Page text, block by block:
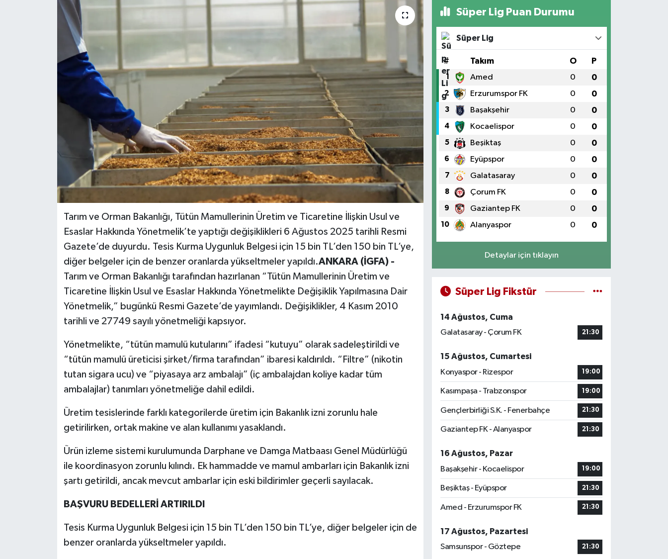
Tarım ve Orman Bakanlığı, Tütün Mamullerinin Üretim ve Ticaretine İlişkin Usul ve
Esaslar Hakkında Yönetmelik’te yaptığı değişiklikleri 6 Ağustos 2025 tarihli Resmi
Gazete’de duyurdu. Tesis Kurma Uygunluk Belgesi için 15 bin TL’den 150 bin TL’ye,
diğer belgeler için de benzer oranlarda yükseltmeler yapıldı.ANKARA (İGFA) -
Tarım ve Orman Bakanlığı tarafından hazırlanan “Tütün Mamullerinin Üretim ve
Ticaretine İlişkin Usul ve Esaslar Hakkında Yönetmelikte Değişiklik Yapılmasına Dair
Yönetmelik,” bugünkü Resmi Gazete’de yayımlandı. Değişiklikler, 4 Kasım 2010
tarihli ve 27749 sayılı yönetmeliği kapsıyor.
Yönetmelikte, “tütün mamulü kutularını” ifadesi “kutuyu” olarak sadeleştirildi ve
“tütün mamulü üreticisi şirket/firma tarafından” ibaresi kaldırıldı. “Filtre” (nikotin
tutan sigara ucu) ve “piyasaya arz ambalajı” (iç ambalajdan koliye kadar tüm
ambalajlar) tanımları yönetmeliğe dahil edildi.
Üretim tesislerinde farklı kategorilerde üretim için Bakanlık izni zorunlu hale
getirilirken, ortak makine ve alan kullanımı yasaklandı.
Ürün izleme sistemi kurulumunda Darphane ve Damga Matbaası Genel Müdürlüğü
ile koordinasyon zorunlu kılındı. Ek hammadde ve mamul ambarları için Bakanlık izni
şartı getirildi, ancak mevcut ambarlar için eski bildirimler geçerli sayılacak.
BAŞVURU BEDELLERİ ARTIRILDI
Tesis Kurma Uygunluk Belgesi için 15 bin TL’den 150 bin TL’ye, diğer belgeler için de
benzer oranlarda yükseltmeler yapıldı.
Süper Lig Puan Durumu
Süper Lig
# Takım O P
1 Amed 0 0
2 Erzurumspor FK 0 0
3 Başakşehir 0 0
4 Kocaelispor 0 0
5 Beşiktaş 0 0
6 Eyüpspor 0 0
7 Galatasaray 0 0
8 Çorum FK 0 0
9 Gaziantep FK 0 0
10 Alanyaspor 0 0
Detaylar için tıklayın
Süper Lig Fikstür
14 Ağustos, Cuma
Galatasaray - Çorum FK
21:30
15 Ağustos, Cumartesi
Konyaspor - Rizespor
19:00
Kasımpaşa - Trabzonspor 19:00
Gençlerbirliği S.K. - Fenerbahçe 21:30
Gaziantep FK - Alanyaspor 21:30
16 Ağustos, Pazar
Başakşehir - Kocaelispor
19:00
Beşiktaş - Eyüpspor 21:30
Amed - Erzurumspor FK 21:30
17 Ağustos, Pazartesi
Samsunspor - Göztepe
21:30